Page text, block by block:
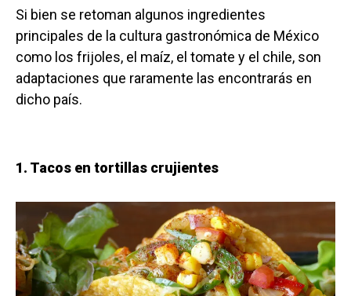
Si bien se retoman algunos ingredientes
principales de la cultura gastronómica de México
como los frijoles, el maíz, el tomate y el chile, son
adaptaciones que raramente las encontrarás en
dicho país.
1. Tacos en tortillas crujientes